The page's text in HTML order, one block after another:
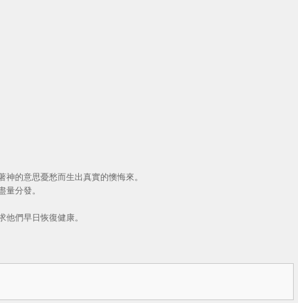
的意思憂愁而生出真實的懊悔來。
分發。
們早日恢復健康。